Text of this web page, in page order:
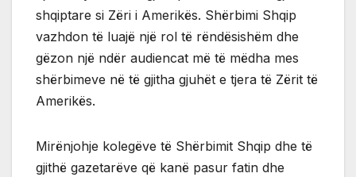
shqiptare si Zëri i Amerikës. Shërbimi Shqip
vazhdon të luajë një rol të rëndësishëm dhe
gëzon një ndër audiencat më të mëdha mes
shërbimeve në të gjitha gjuhët e tjera të Zërit të
Amerikës.
Mirënjohje kolegëve të Shërbimit Shqip dhe të
gjithë gazetarëve që kanë pasur fatin dhe